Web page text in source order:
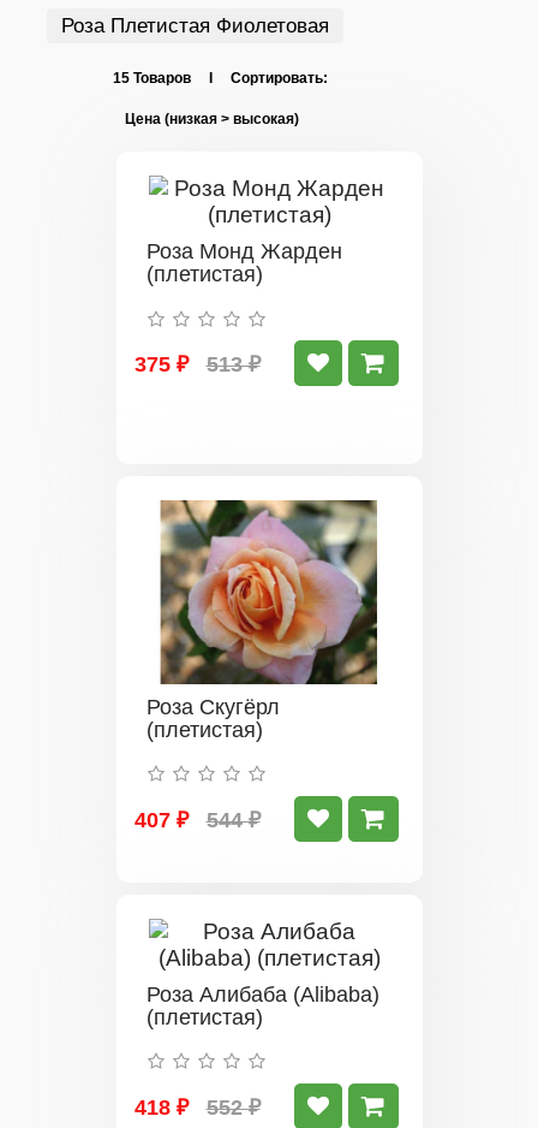
Роза Плетистая Фиолетовая
15 Товаров I Сортировать:
Роза Монд Жарден
(плетистая)
375 ₽ 513 ₽
Роза Скугёрл
(плетистая)
407 ₽ 544 ₽
Роза Алибаба (Alibaba)
(плетистая)
418 ₽ 552 ₽